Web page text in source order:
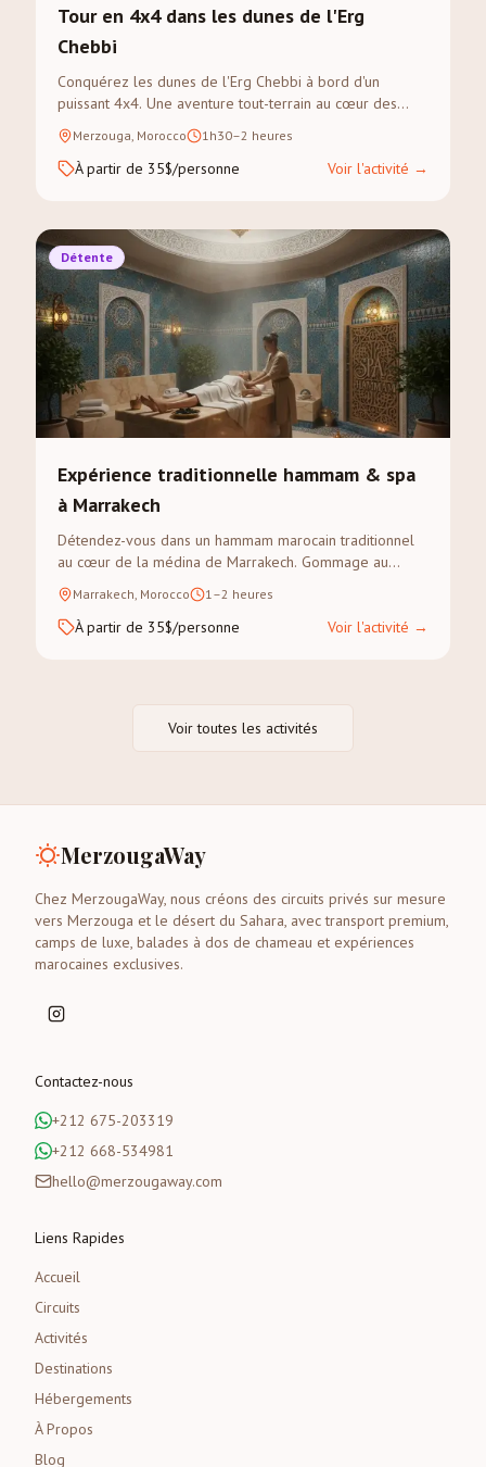
Tour en 4x4 dans les dunes de l'Erg
Chebbi
Conquérez les dunes de l'Erg Chebbi à bord d'un
puissant 4x4. Une aventure tout-terrain au cœur des
paysages les plus dramatiques du Sahara.
Merzouga, Morocco 1h30–2 heures
À partir de 35$/personne Voir l'activité →
Détente
Expérience traditionnelle hammam & spa
à Marrakech
Détendez-vous dans un hammam marocain traditionnel
au cœur de la médina de Marrakech. Gommage au
savon noir et massage à l'huile d'argan dans un riad
authentique.
Marrakech, Morocco 1–2 heures
À partir de 35$/personne Voir l'activité →
Voir toutes les activités
MerzougaWay
Chez MerzougaWay, nous créons des circuits privés sur mesure
vers Merzouga et le désert du Sahara, avec transport premium,
camps de luxe, balades à dos de chameau et expériences
marocaines exclusives.
Contactez-nous
+212 675-203319
+212 668-534981
hello@merzougaway.com
Liens Rapides
Accueil
Circuits
Activités
Destinations
Hébergements
À Propos
Blog